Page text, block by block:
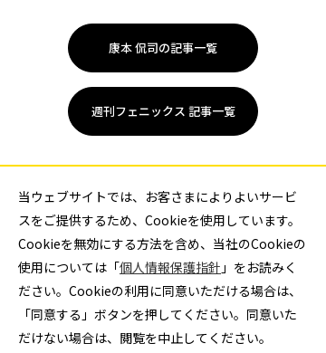
康本 侃司の記事一覧
週刊フェニックス 記事一覧
大同特殊鋼ハンドボール部
当ウェブサイトでは、お客さまによりよいサービ
スをご提供するため、Cookieを使用しています。
Cookieを無効にする方法を含め、当社のCookieの
使用については「個人情報保護指針 」をお読みく
ださい。Cookieの利用に同意いただける場合は、
「同意する」ボタンを押してください。同意いた
だけない場合は、閲覧を中止してください。